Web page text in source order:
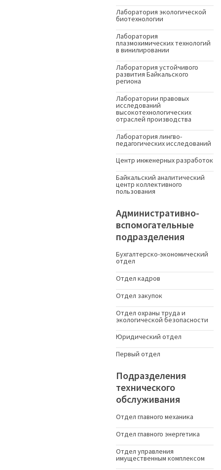
Лаборатория экологической
биотехнологии
Лаборатория
плазмохимических технологий
в винилировании
Лаборатория устойчивого
развития Байкальского
региона
Лаборатории правовых
исследований
высокотехнологических
отраслей производства
Лаборатория лингво-
педагогических исследований
Центр инженерных разработок
Байкальский аналитический
центр коллективного
пользования
Административно-
вспомогательные
подразделения
Бухгалтерско-экономический
отдел
Отдел кадров
Отдел закупок
Отдел охраны труда и
экологической безопасности
Юридический отдел
Первый отдел
Подразделения
технического
обслуживания
Отдел главного механика
Отдел главного энергетика
Отдел управления
имущественным комплексом